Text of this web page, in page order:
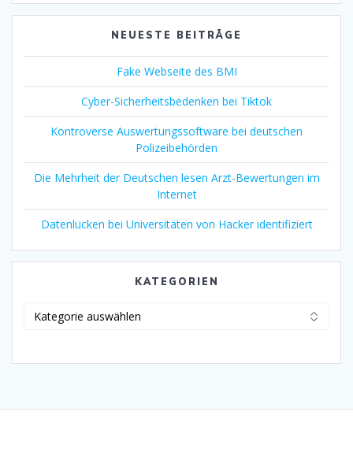
NEUESTE BEITRÄGE
Fake Webseite des BMI
Cyber-Sicherheitsbedenken bei Tiktok
Kontroverse Auswertungssoftware bei deutschen
Polizeibehörden
Die Mehrheit der Deutschen lesen Arzt-Bewertungen im
Internet
Datenlücken bei Universitäten von Hacker identifiziert
KATEGORIEN